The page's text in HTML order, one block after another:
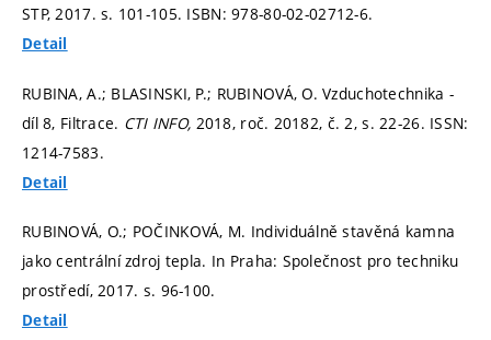
STP, 2017.s. 101-105. ISBN: 978-80-02-02712-6.
Detail
RUBINA, A.; BLASINSKI, P.; RUBINOVÁ, O. Vzduchotechnika -
díl 8, Filtrace. CTI INFO, 2018, roč. 20182, č. 2,s. 22-26. ISSN:
1214-7583.
Detail
RUBINOVÁ, O.; POČINKOVÁ, M. Individuálně stavěná kamna
jako centrální zdroj tepla. In Praha: Společnost pro techniku
prostředí, 2017. s. 96-100.
Detail